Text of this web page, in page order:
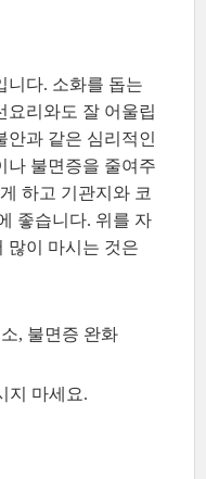
니다. 소화를 돕는
요리와도 잘 어울립
안과 같은 심리적인
나 불면증을 줄여주
하고 기관지와 코
좋습니다. 위를 자
많이 마시는 것은
, 불면증 완화
지 마세요.